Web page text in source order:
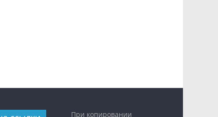
При копировании